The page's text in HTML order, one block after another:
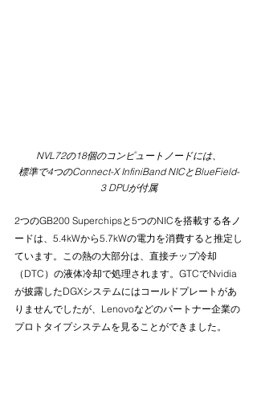
NVL72の18個のコンピュートノードには、
標準で4つのConnect-X InfiniBand NICとBlueField-
3 DPUが付属
2つのGB200 Superchipsと5つのNICを搭載する各ノ
ードは、5.4kWから5.7kWの電力を消費すると推定し
ています。この熱の大部分は、直接チップ冷却
（DTC）の液体冷却で処理されます。GTCでNvidia
が披露したDGXシステムにはコールドプレートがあ
りませんでしたが、Lenovoなどのパートナー企業の
プロトタイプシステムを見ることができました。